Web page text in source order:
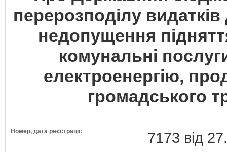
перерозподілу
недопущення
комунальні
електроенергію,
громадського
Номер, дата реєстрації: 7173 від